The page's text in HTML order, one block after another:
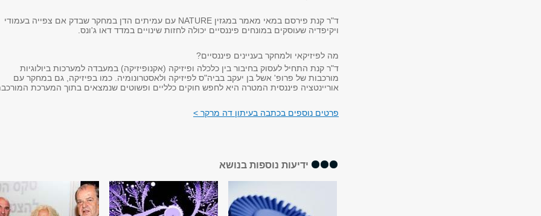
ד"ר קנת פירסם במאי מאמר במגזין NATURE עם עמיתים הדן במחקר שבדק אם צפייה בעמודי
ויקיפדיה שעוסקים במונחים פיננסיים יכולה לחזות שינויים במדד דאו ג'ונס.
מה לפיזיקאי ולמחקר בעניינים פיננסיים?
ד"ר קנת התחיל לעסוק בחיבור בין כלכלה ופיזיקה (אקנופיזיקה) במעבדה למערכות ביולוגיות
מורכבות של פרופ' אשל בן יעקב בביה"ס לפיזיקה ולאסטרונומיה. כמו בפיזיקה, גם במחקר עם
אוריינטציה פיננסית המטרה היא לחפש חוקים כלליים ופשוטים שנמצאים בתוך המערכת
פרטים נוספים בכתבה בעיתון דה מרקר >
ידיעות נוספות בנושא